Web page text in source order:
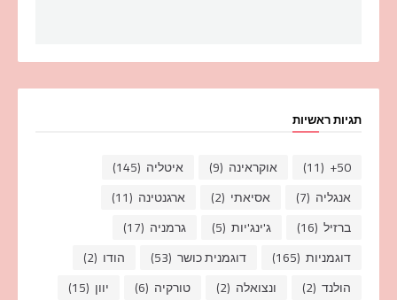
תגיות ראשיות
50+
(11) אוקראינה (9) איטליה (145)
אנגליה (7) אסיאתי (2) ארגנטינה (11)
ברזיל (16) ג'ינג'יות (5) גרמניה (17)
דוגמניות (165) דוגמנית כושר (53) הודו (2)
הולנד (2) ונצואלה (2) טורקיה (6) יוון (15)